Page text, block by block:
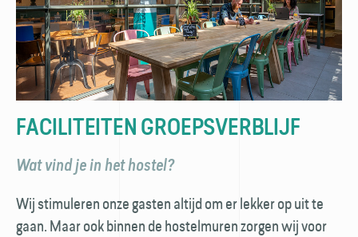
FACILITEITEN GROEPSVERBLIJF
Wat vind je in het hostel?
Wij stimuleren onze gasten altijd om er lekker op uit te
gaan. Maar ook binnen de hostelmuren zorgen wij voor